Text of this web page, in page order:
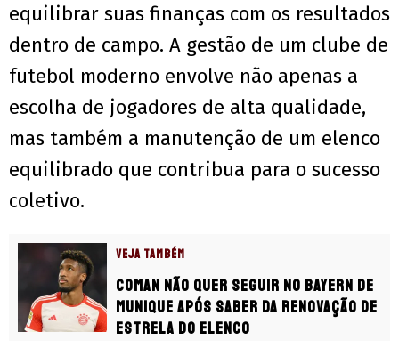
equilibrar suas finanças com os resultados
dentro de campo. A gestão de um clube de
futebol moderno envolve não apenas a
escolha de jogadores de alta qualidade,
mas também a manutenção de um elenco
equilibrado que contribua para o sucesso
coletivo.
VEJA TAMBÉM
Coman não quer seguir no Bayern de
Munique após saber da renovação de
estrela do elenco